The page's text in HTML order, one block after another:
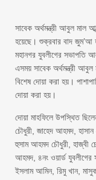
সাবেক অর্থমন্ত্রী আবুল মাল
হয়েছে। শুক্রবার বাদ জুম’আ
মহানগর যুবলীগের সভাপতি
এসময় সাবেক অর্থমন্ত্রী
বিশেষ দোয়া করা হয়।
দোয়া করা হয়।
দোয়া মাহফিলে উপস্থিত
চৌধুরী, জাহেদ আহমদ,
হুসাম আহমদ চৌধুরী, হাজ্বী
আহমদ, ৪নং ওয়ার্ড
ইসলাম আমিন, রিমু খান,